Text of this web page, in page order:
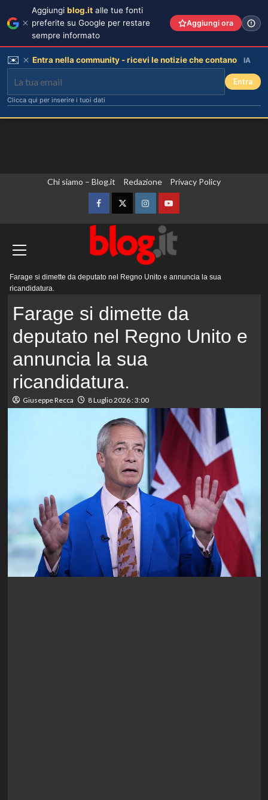
Chi siamo – Blog.it Redazione Privacy Policy
FacebookTwitterInstagramYouTube
principale
Farage si dimette da deputato nel Regno Unito e annuncia la sua
ricandidatura.
Farage si dimette da
deputato nel Regno Unito e
annuncia la sua
ricandidatura.
Giuseppe Recca 8 Luglio 2026 : 3:00
Aggiungi blog.it alle tue fonti
preferite su Google per restare
sempre informato
Aggiungi ora
✉️ Entra nella community - ricevi le notizie che contano IA
Entra
Clicca qui per inserire i tuoi dati